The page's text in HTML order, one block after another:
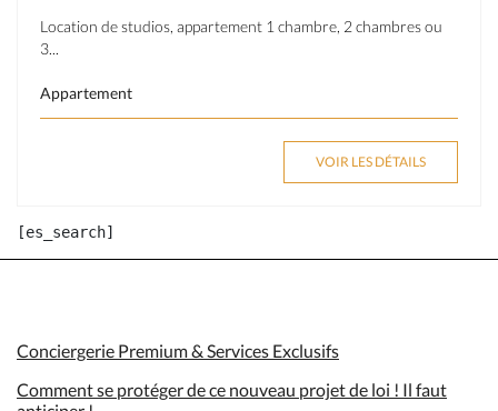
Location de studios, appartement 1 chambre, 2 chambres ou
3...
Appartement
VOIR LES DÉTAILS
Conciergerie Premium & Services Exclusifs
Comment se protéger de ce nouveau projet de loi ! Il faut